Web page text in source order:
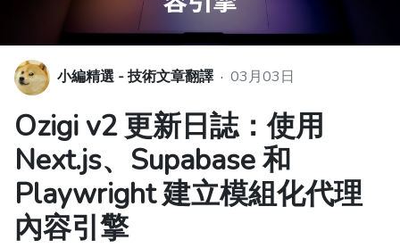
小編精選 - 技術文章翻譯 · 03月03日
Ozigi v2 更新日誌：使用
Next.js、Supabase 和
Playwright 建立模組化代理
內容引擎